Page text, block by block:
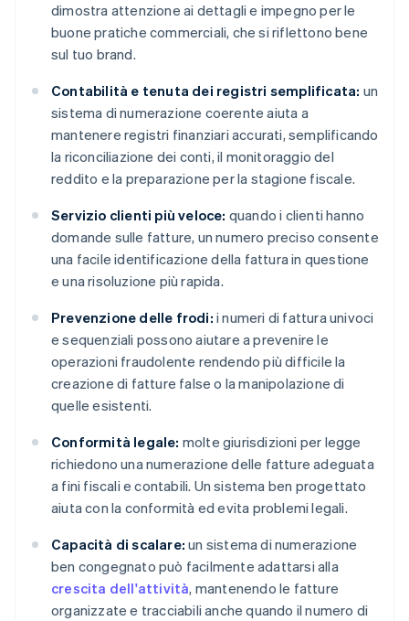
dimostra attenzione ai dettagli e impegno per le
buone pratiche commerciali, che si riflettono bene
sul tuo brand.
Contabilità e tenuta dei registri semplificata: un
sistema di numerazione coerente aiuta a
mantenere registri finanziari accurati, semplificando
la riconciliazione dei conti, il monitoraggio del
reddito e la preparazione per la stagione fiscale.
Servizio clienti più veloce: quando i clienti hanno
domande sulle fatture, un numero preciso consente
una facile identificazione della fattura in questione
e una risoluzione più rapida.
Prevenzione delle frodi: i numeri di fattura univoci
e sequenziali possono aiutare a prevenire le
operazioni fraudolente rendendo più difficile la
creazione di fatture false o la manipolazione di
quelle esistenti.
Conformità legale: molte giurisdizioni per legge
richiedono una numerazione delle fatture adeguata
a fini fiscali e contabili. Un sistema ben progettato
aiuta con la conformità ed evita problemi legali.
Capacità di scalare: un sistema di numerazione
ben congegnato può facilmente adattarsi alla
crescita dell'attività, mantenendo le fatture
organizzate e tracciabili anche quando il numero di